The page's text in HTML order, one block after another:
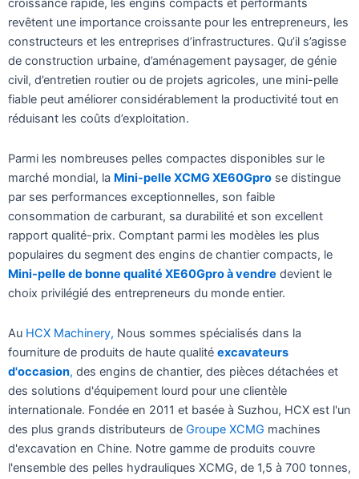
croissance rapide, les engins compacts et performants
revêtent une importance croissante pour les entrepreneurs, les
constructeurs et les entreprises d’infrastructures. Qu’il s’agisse
de construction urbaine, d’aménagement paysager, de génie
civil, d’entretien routier ou de projets agricoles, une mini-pelle
fiable peut améliorer considérablement la productivité tout en
réduisant les coûts d’exploitation.
Parmi les nombreuses pelles compactes disponibles sur le
marché mondial, la Mini-pelle XCMG XE60Gpro se distingue
par ses performances exceptionnelles, son faible
consommation de carburant, sa durabilité et son excellent
rapport qualité-prix. Comptant parmi les modèles les plus
populaires du segment des engins de chantier compacts, le
Mini-pelle de bonne qualité XE60Gpro à vendre devient le
choix privilégié des entrepreneurs du monde entier.
Au HCX Machinery, Nous sommes spécialisés dans la
fourniture de produits de haute qualité excavateurs
d'occasion, des engins de chantier, des pièces détachées et
des solutions d'équipement lourd pour une clientèle
internationale. Fondée en 2011 et basée à Suzhou, HCX est l'un
des plus grands distributeurs de Groupe XCMG machines
d'excavation en Chine. Notre gamme de produits couvre
l'ensemble des pelles hydrauliques XCMG, de 1,5 à 700 tonnes,